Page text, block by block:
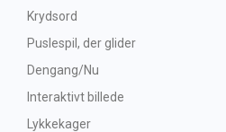
Krydsord
Puslespil, der glider
Dengang/Nu
Interaktivt billede
Lykkekager